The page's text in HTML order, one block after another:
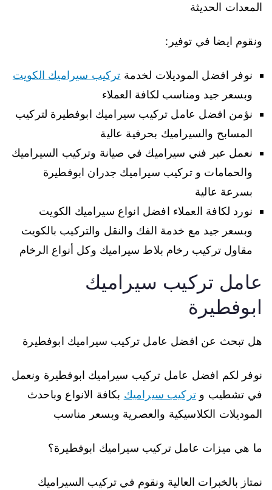
المعدات الحديثة
ونقوم ايضا في توفير:
نوفر افضل الموديلات لخدمة تركيب سيراميك الكويت
وبسعر جيد ومناسب لكافة العملاء
نؤمن افضل عامل تركيب سيراميك ابوفطيرة لتركيب
المسابح والسيراميك بحرفية عالية
نعمل عبر فني سيراميك في صيانة وتركيب السيراميك
والحمامات و تركيب سيراميك جدران ابوفطيرة
بسرعة عالية
نورد لكافة العملاء افضل انواع سيراميك الكويت
وبسعر جيد مع خدمة الفك والنقل والتركيب بالكويت
مقاول تركيب رخام بلاط سيراميك وكل أنواع الرخام
عامل تركيب سيراميك
ابوفطيرة
هل تبحث عن افضل عامل تركيب سيراميك ابوفطيرة
نوفر لكم افضل عامل تركيب سيراميك ابوفطيرة ونعمل
في تشطيب و تركيب سيراميك بكافة الانواع وباحدث
الموديلات الكلاسيكية والعصرية وبسعر مناسب
ما هي ميزات عامل تركيب سيراميك ابوفطيرة؟
نمتاز بالخبرات العالية ونقوم في تركيب السيراميك